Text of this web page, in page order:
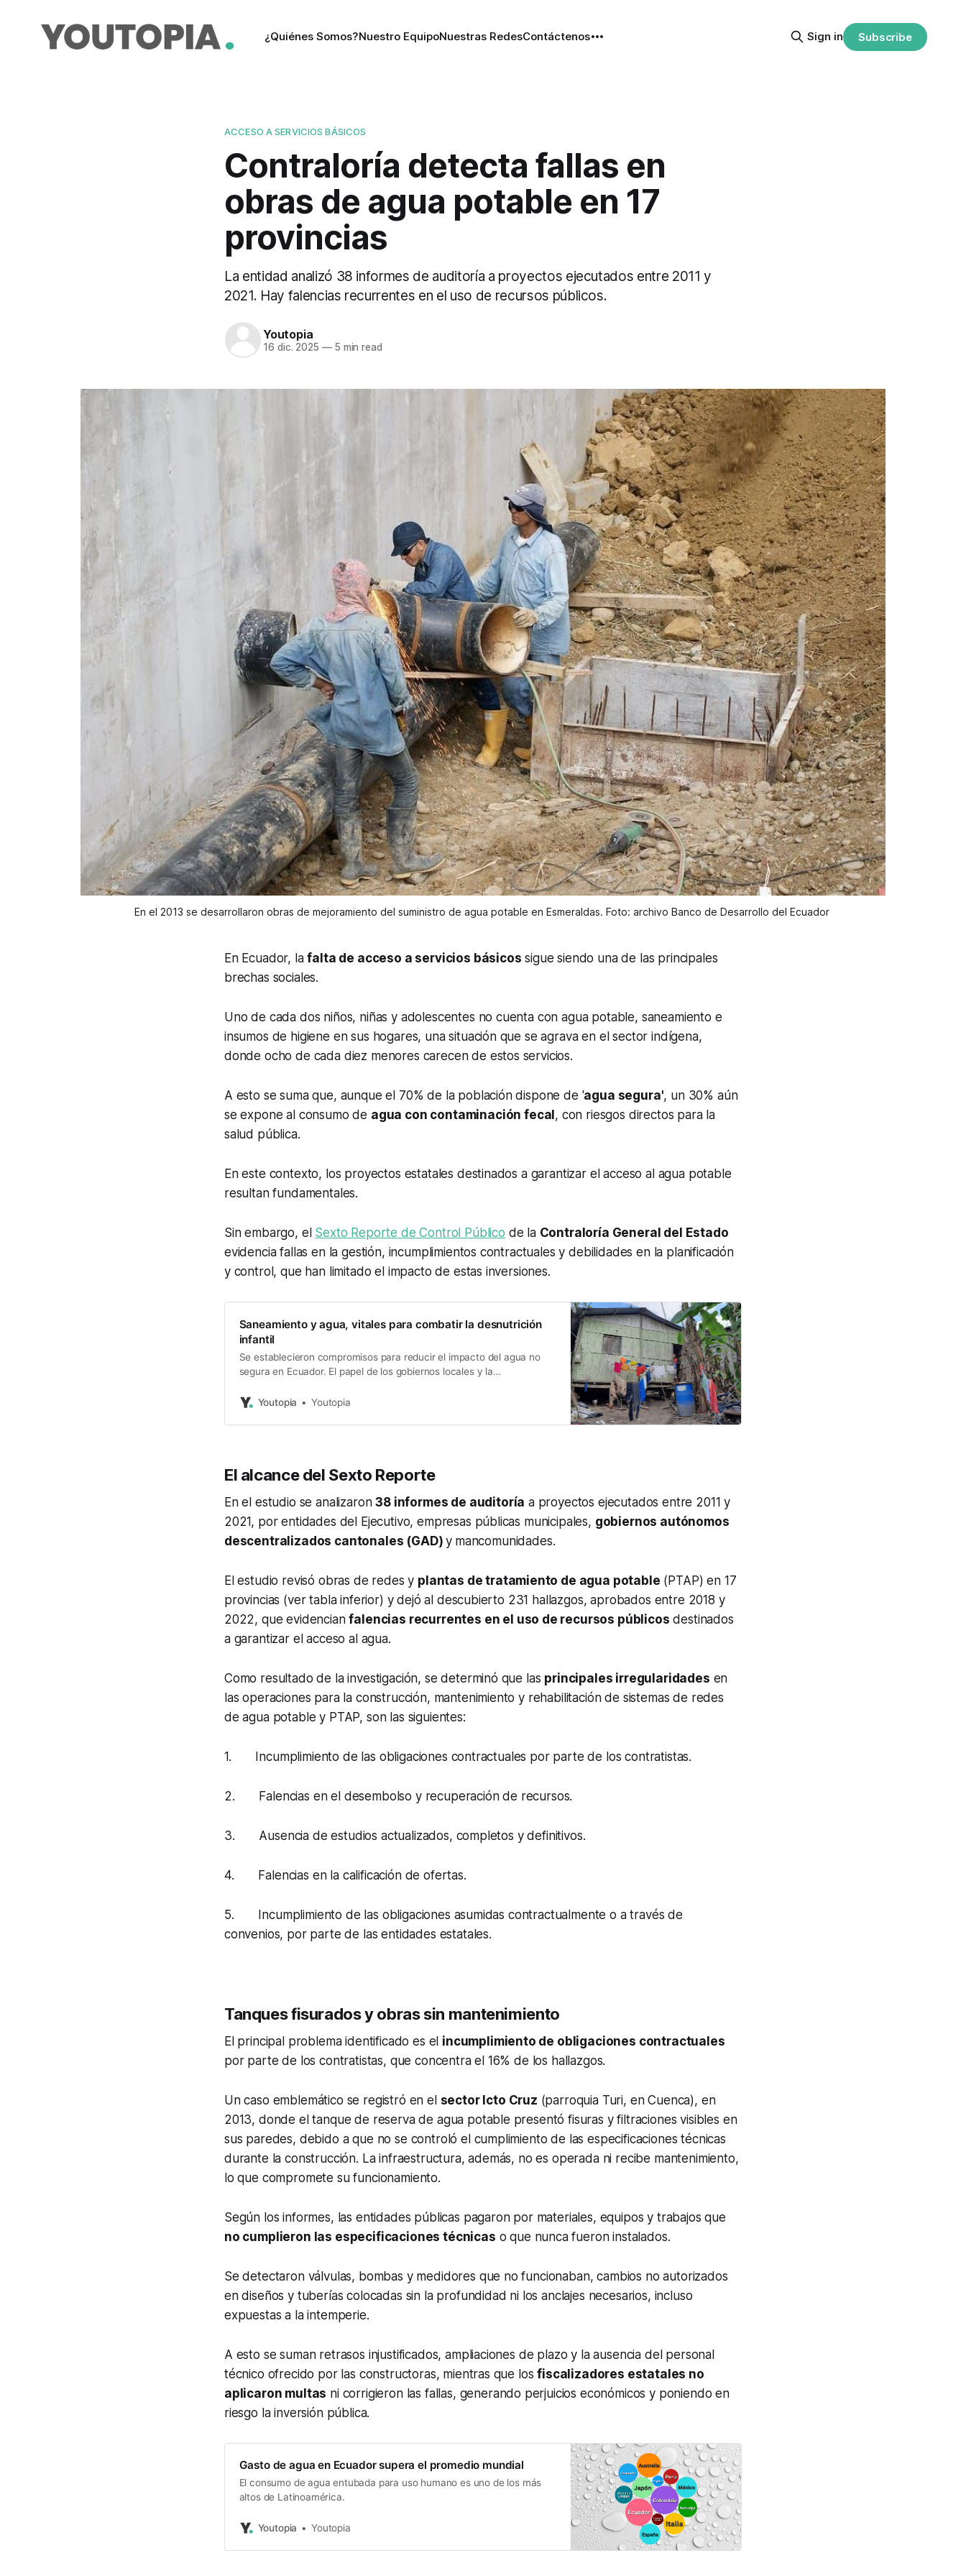
¿Quiénes Somos?Nuestro EquipoNuestras RedesContáctenos Sign in Subscribe
ACCESO A SERVICIOS BÁSICOS
Contraloría detecta fallas en
obras de agua potable en 17
provincias
La entidad analizó 38 informes de auditoría a proyectos ejecutados entre 2011 y
2021. Hay falencias recurrentes en el uso de recursos públicos.
Youtopia
16 dic. 2025 —5 min read
En el 2013 se desarrollaron obras de mejoramiento del suministro de agua potable en Esmeraldas. Foto: archivo Banco de Desarrollo del Ecuador
En Ecuador, lafalta de acceso a servicios básicos sigue siendo una de las principales
brechas sociales.
Uno de cada dos niños, niñas y adolescentes no cuenta con agua potable, saneamiento e
insumos de higiene en sus hogares, una situación que se agrava en el sector indígena,
donde ocho de cada diez menores carecen de estos servicios.
A esto se suma que, aunque el 70% de la población dispone de 'agua segura', un 30% aún
se expone al consumo de agua con contaminación fecal , con riesgos directos para la
salud pública.
En este contexto, los proyectos estatales destinados a garantizar el acceso al agua potable
resultan fundamentales.
Sin embargo, el Sexto Reporte de Control Público de la Contraloría General del Estado
evidencia fallas en la gestión, incumplimientos contractuales y debilidades en la planificación
y control, que han limitado el impacto de estas inversiones.
Saneamiento y agua, vitales para combatir la desnutrición
infantil
Se establecieron compromisos para reducir el impacto del agua no
segura en Ecuador. El papel de los gobiernos locales y la
Youtopia
Youtopia
El alcance del Sexto Reporte
En el estudio se analizaron38 informes de auditoría a proyectos ejecutados entre 2011 y
2021, por entidades del Ejecutivo, empresas públicas municipales, gobiernos autónomos
descentralizados cantonales (GAD)y mancomunidades.
El estudio revisó obras de redes y plantas de tratamiento de agua potable (PTAP) en 17
provincias (ver tabla inferior) y dejó al descubierto 231 hallazgos, aprobados entre 2018 y
2022, que evidencianfalencias recurrentes en el uso de recursos públicos destinados
a garantizar el acceso al agua.
Como resultado de la investigación, se determinó que las principales irregularidades en
las operaciones para la construcción, mantenimiento y rehabilitación de sistemas de redes
de agua potable y PTAP, son las siguientes:
1. Incumplimiento de las obligaciones contractuales por parte de los contratistas.
2. Falencias en el desembolso y recuperación de recursos.
3. Ausencia de estudios actualizados, completos y definitivos.
4. Falencias en la calificación de ofertas.
5. Incumplimiento de las obligaciones asumidas contractualmente o a través de
convenios, por parte de las entidades estatales.
Tanques fisurados y obras sin mantenimiento
El principal problema identificado es el incumplimiento de obligaciones contractuales
por parte de los contratistas, que concentra el 16% de los hallazgos.
Un caso emblemático se registró en el sector Icto Cruz (parroquia Turi, en Cuenca), en
2013, donde el tanque de reserva de agua potable presentó fisuras y filtraciones visibles en
sus paredes, debido a que no se controló el cumplimiento de las especificaciones técnicas
durante la construcción. La infraestructura, además, no es operada ni recibe mantenimiento,
lo que compromete su funcionamiento.
Según los informes, las entidades públicas pagaron por materiales, equipos y trabajos que
no cumplieron las especificaciones técnicas o que nunca fueron instalados.
Se detectaron válvulas, bombas y medidores que no funcionaban, cambios no autorizados
en diseños y tuberías colocadas sin la profundidad ni los anclajes necesarios, incluso
expuestas a la intemperie.
A esto se suman retrasos injustificados, ampliaciones de plazo y la ausencia del personal
técnico ofrecido por las constructoras, mientras que losfiscalizadores estatales no
aplicaron multas ni corrigieron las fallas, generando perjuicios económicos y poniendo en
riesgo la inversión pública.
Gasto de agua en Ecuador supera el promedio mundial
El consumo de agua entubada para uso humano es uno de los más
altos de Latinoamérica.
Youtopia Youtopia